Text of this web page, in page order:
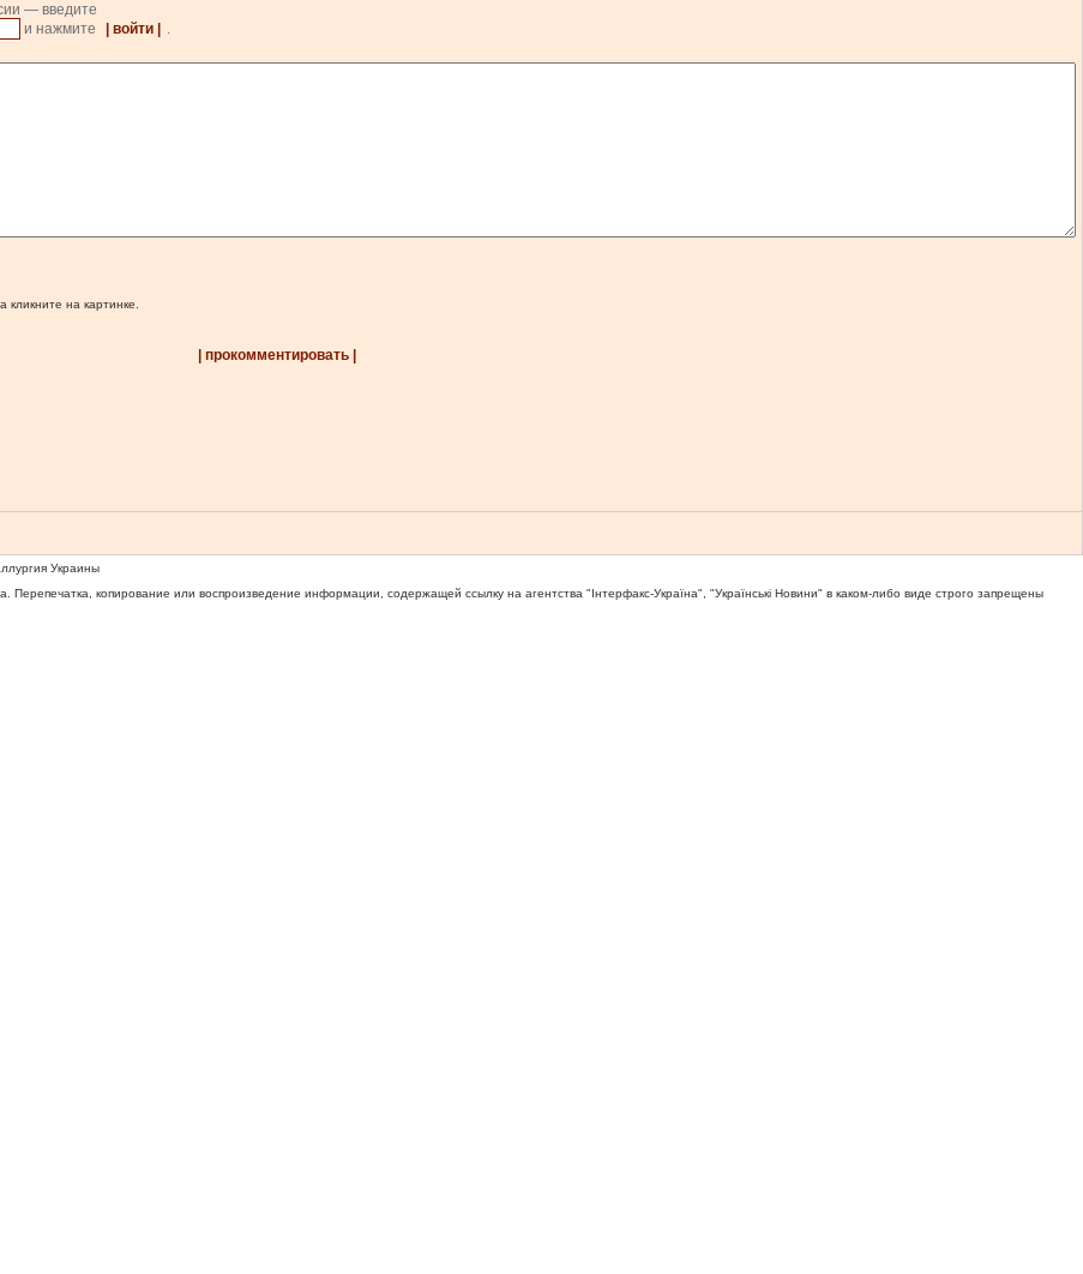
— введите
и нажмите | войти |
.
на картинке.
| прокомментировать |
Украины
Перепечатка, копирование или воспроизведение информации, содержащей ссылку на агентства "Iнтерфакс-Україна", "Українськi Новини" в каком-либо виде строго запрещены